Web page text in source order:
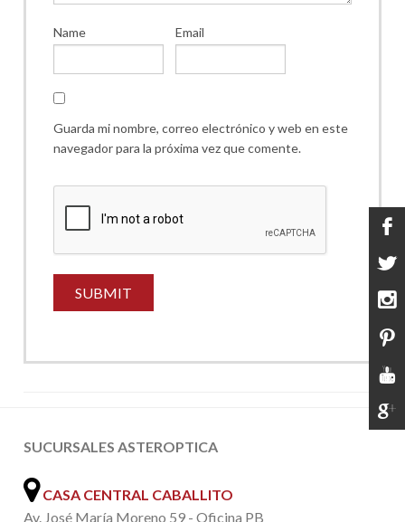
Name Email
Guarda mi nombre, correo electrónico y web en este
navegador para la próxima vez que comente.
SUCURSALES ASTEROPTICA
CASA CENTRAL CABALLITO
Av. José María Moreno 59 - Oficina PB